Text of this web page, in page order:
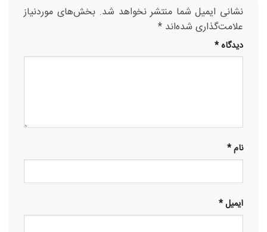
نشانی ایمیل شما منتشر نخواهد شد. بخش‌های موردنیاز
علامت‌گذاری شده‌اند *
دیدگاه*
نام*
ایمیل*